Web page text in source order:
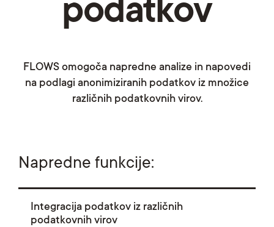
podatkov
FLOWS omogoča napredne analize in napovedi
na podlagi anonimiziranih podatkov iz množice
različnih podatkovnih virov.
Napredne funkcije:
Integracija podatkov iz različnih
podatkovnih virov